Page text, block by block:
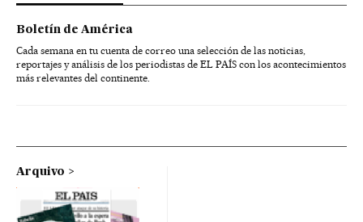
Boletín de América
Cada semana en tu cuenta de correo una selección de las noticias,
reportajes y análisis de los periodistas de EL PAÍS con los acontecimientos
más relevantes del continente.
Arquivo